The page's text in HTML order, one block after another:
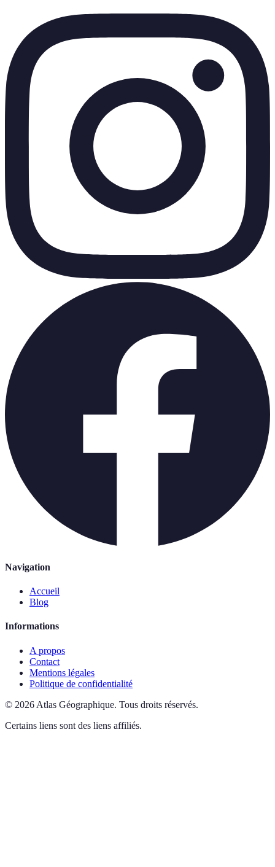
Navigation
Accueil
Blog
Informations
A propos
Contact
Mentions légales
Politique de confidentialité
© 2026 Atlas Géographique. Tous droits réservés.
Certains liens sont des liens affiliés.